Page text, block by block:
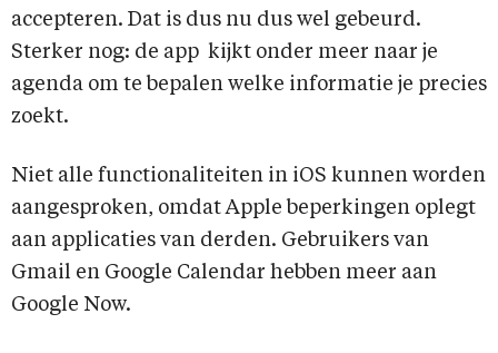
accepteren. Dat is dus nu dus wel gebeurd.
Sterker nog: de app kijkt onder meer naar je
agenda om te bepalen welke informatie je precies
zoekt.
Niet alle functionaliteiten in iOS kunnen worden
aangesproken, omdat Apple beperkingen oplegt
aan applicaties van derden. Gebruikers van
Gmail en Google Calendar hebben meer aan
Google Now.